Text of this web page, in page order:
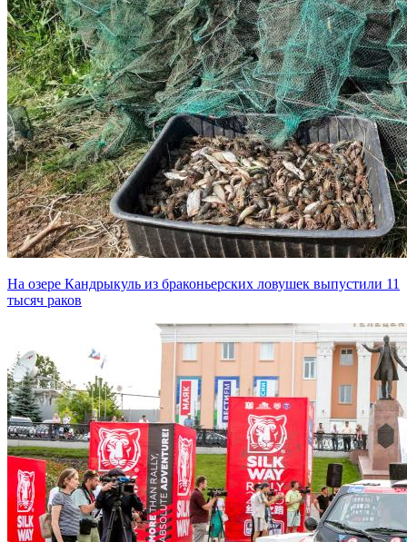
На озере Кандрыкуль из браконьерских ловушек выпустили 11
тысяч раков